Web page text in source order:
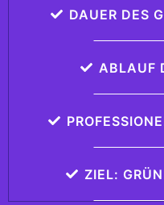
DAUER DES
ABLAUF
ZIEL: